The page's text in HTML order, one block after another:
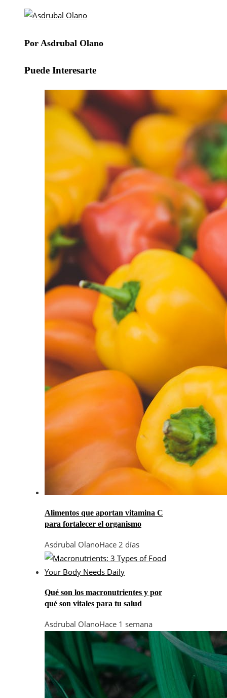
Por Asdrubal Olano
Puede Interesarte
Alimentos que aportan vitamina C
para fortalecer el organismo
Asdrubal OlanoHace 2 días
Qué son los macronutrientes y por
qué son vitales para tu salud
Asdrubal OlanoHace 1 semana